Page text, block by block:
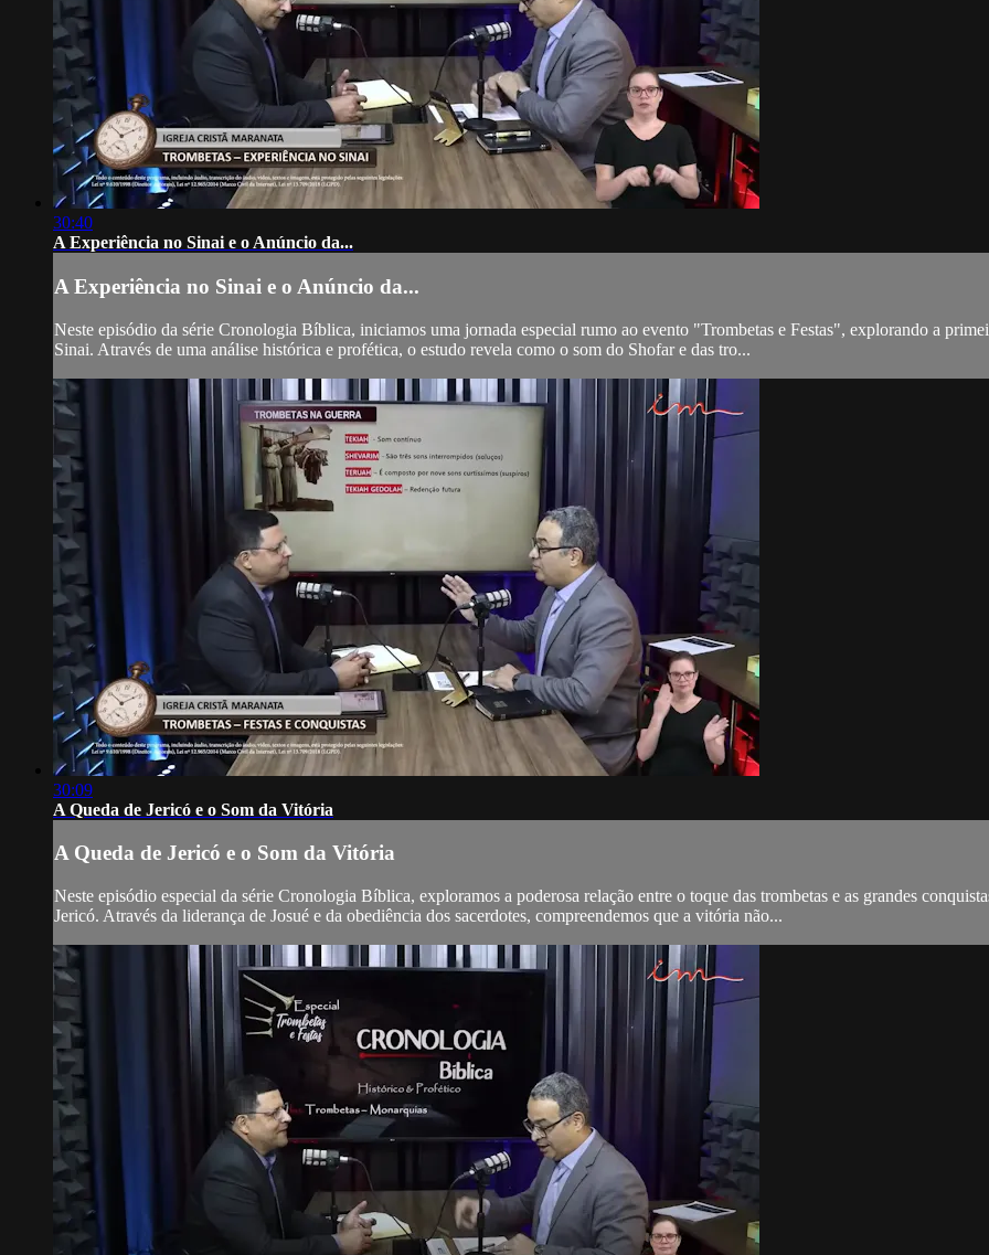
30:40
A Experiência no Sinai e o Anúncio da...
A Experiência no Sinai e o Anúncio da...
Neste episódio da série Cronologia Bíblica, iniciamos uma jornada especial rumo ao evento "Trombetas e Festas", explorando a
Sinai. Através de uma análise histórica e profética, o estudo revela como o som do Shofar e das tro...
30:09
A Queda de Jericó e o Som da Vitória
A Queda de Jericó e o Som da Vitória
Neste episódio especial da série Cronologia Bíblica, exploramos a poderosa relação entre o toque das trombetas e as grandes
Jericó. Através da liderança de Josué e da obediência dos sacerdotes, compreendemos que a vitória não...